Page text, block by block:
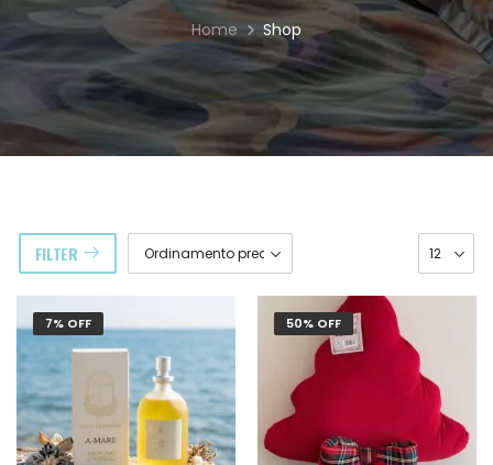
Home Shop
FILTER
7% OFF 50% OFF